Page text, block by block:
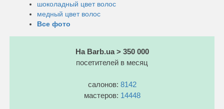
шоколадный цвет волос
медный цвет волос
Все фото
На Barb.ua > 350 000
посетителей в месяц
салонов: 8142
мастеров: 14448